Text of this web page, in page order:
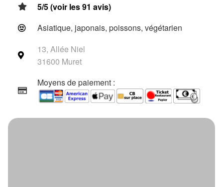
5/5 (voir les 91 avis)
Asiatique, japonais, poissons, végétarien
13, Allée Niel
31600 Muret
Moyens de paiement :